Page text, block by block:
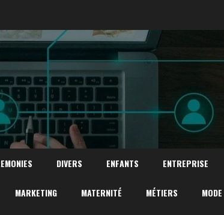
DIVERS ENFANTS ENTREPRISE
MARKETING MATERNITÉ MÉTIERS MODE